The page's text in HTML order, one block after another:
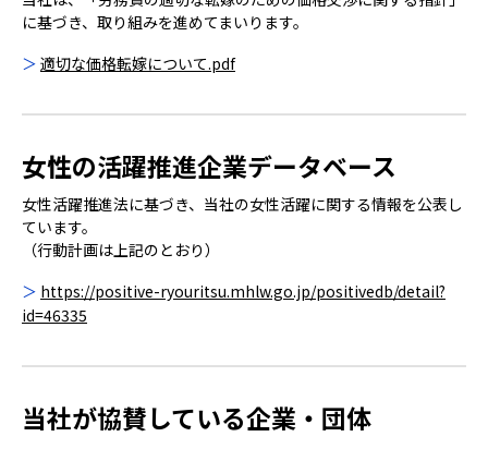
に基づき、取り組みを進めてまいります。
適切な価格転嫁について.pdf
女性の活躍推進企業データベース
女性活躍推進法に基づき、当社の女性活躍に関する情報を公表し
ています。
（行動計画は上記のとおり）
https://positive-ryouritsu.mhlw.go.jp/positivedb/detail?
id=46335
当社が協賛している企業・団体